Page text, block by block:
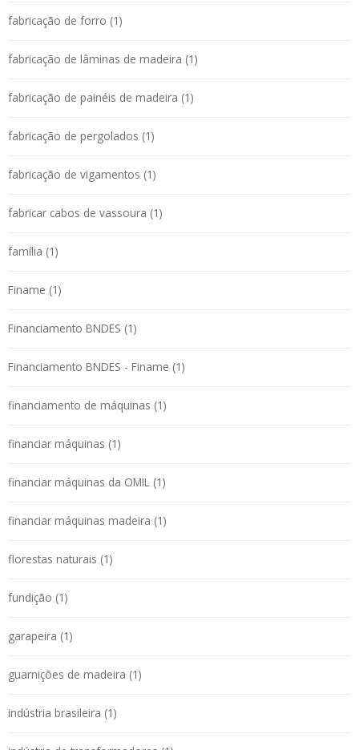
fabricação de forro (1)
fabricação de lâminas de madeira (1)
fabricação de painéis de madeira (1)
fabricação de pergolados (1)
fabricação de vigamentos (1)
fabricar cabos de vassoura (1)
família (1)
Finame (1)
Financiamento BNDES (1)
Financiamento BNDES - Finame (1)
financiamento de máquinas (1)
financiar máquinas (1)
financiar máquinas da OMIL (1)
financiar máquinas madeira (1)
florestas naturais (1)
fundição (1)
garapeira (1)
guarnições de madeira (1)
indústria brasileira (1)